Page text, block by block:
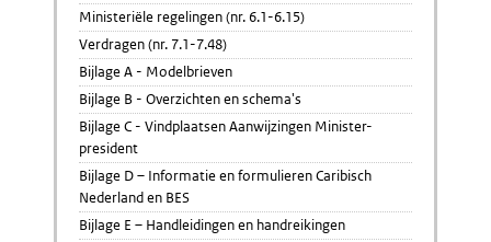
Ministeriële regelingen (nr. 6.1-6.15)
Verdragen (nr. 7.1-7.48)
Bijlage A - Modelbrieven
Bijlage B - Overzichten en schema's
Bijlage C - Vindplaatsen Aanwijzingen Minister-
president
Bijlage D – Informatie en formulieren Caribisch
Nederland en BES
Bijlage E – Handleidingen en handreikingen